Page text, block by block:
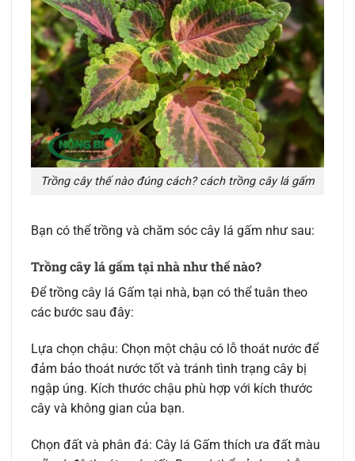
Trồng cây thế nào đúng cách? cách trồng cây lá gấm
Bạn có thể trồng và chăm sóc cây lá gấm như sau:
Trồng cây lá gấm tại nhà như thế nào?
Để trồng cây lá Gấm tại nhà, bạn có thể tuân theo
các bước sau đây:
Lựa chọn chậu: Chọn một chậu có lỗ thoát nước để
đảm bảo thoát nước tốt và tránh tình trạng cây bị
ngập úng. Kích thước chậu phù hợp với kích thước
cây và không gian của bạn.
Chọn đất và phân đá: Cây lá Gấm thích ưa đất màu